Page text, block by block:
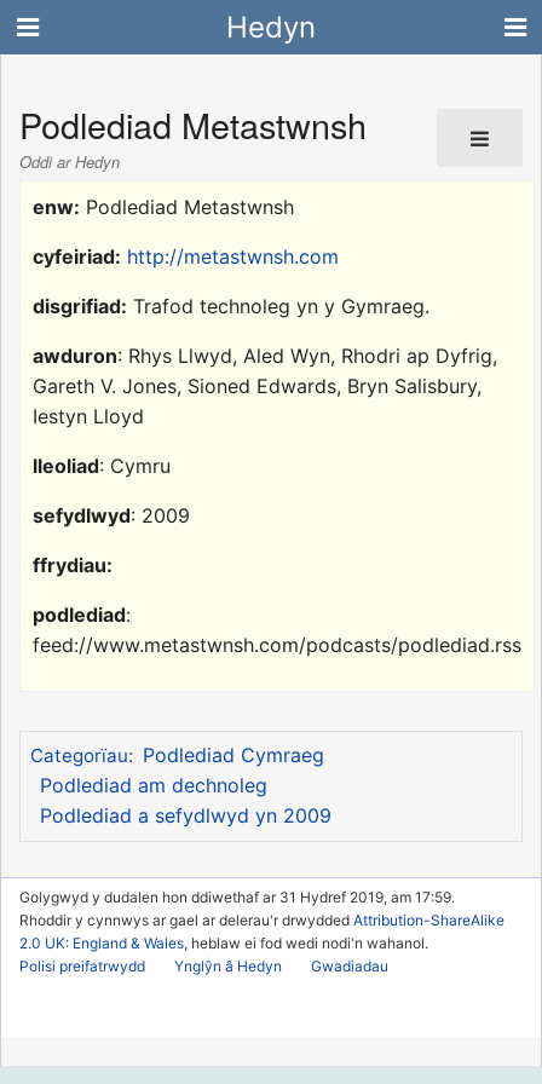
Hedyn
Podlediad Metastwnsh
Oddi ar Hedyn
enw: Podlediad Metastwnsh
cyfeiriad: http://metastwnsh.com
disgrifiad: Trafod technoleg yn y Gymraeg.
awduron: Rhys Llwyd, Aled Wyn, Rhodri ap Dyfrig,
Gareth V. Jones, Sioned Edwards, Bryn Salisbury,
Iestyn Lloyd
lleoliad: Cymru
sefydlwyd: 2009
ffrydiau:
podlediad:
feed://www.metastwnsh.com/podcasts/podlediad.rss
Categorïau: Podlediad Cymraeg
Podlediad am dechnoleg
Podlediad a sefydlwyd yn 2009
Golygwyd y dudalen hon ddiwethaf ar 31 Hydref 2019, am 17:59.
Rhoddir y cynnwys ar gael ar delerau'r drwydded Attribution-ShareAlike
2.0 UK: England & Wales, heblaw ei fod wedi nodi'n wahanol.
Polisi preifatrwydd
Ynglŷn â Hedyn Gwadiadau